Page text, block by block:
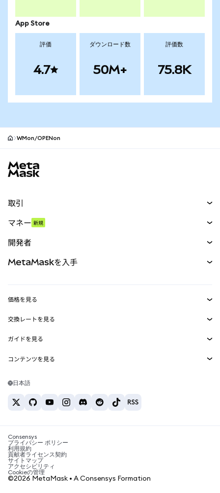
App Store
評価
4.7
ダウンロード数
50M+
評価数
75.8K
WMon/OPENon
取引
パーペチュアル
RWA
マネー 新規
開発者
MetaMask Connect
Snaps
Web3サービス
MetaMaskを入手
セキュリティ
サポート
キャリア
お問い合わせ
価格を見る
イーサリアムの価格
Solanaの価格
Tetherの価格
交換レートを見る
ETH→USD
USDT→INR
BTC→INR
ETH→USDT
ガイドを見る
ETHの購入
USDTの購入
SHIBの購入
BNBの購入
コンテンツを見る
Solanaウォレット
税制関連ニュース
暗号資産の購入方法は？
ビットコインを売るには？
日本語
Consensys
プライバシー ポリシー
利用規約
貢献者ライセンス契約
サイトマップ
アクセシビリティ
Cookieの管理
©2026 MetaMask • A Consensys Formation